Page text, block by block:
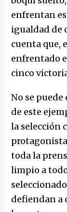
enfrentan
igualdad de
cuenta que,
enfrentado
cinco
No se
de este
la selección
toda la
limpio a
defiendan a